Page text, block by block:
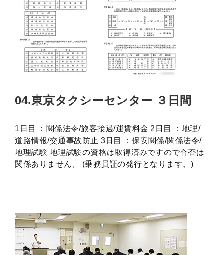
04.東京タクシーセンター ３日間
1日目 ：関係法令/旅客接遇/運賃料金 2日目 ：地理/
道路情報/交通事故防止 3日目 ：保安関係/関係法令/
地理試験 地理試験の資格は取得済みですので合否は
関係ありません。 (乗務員証の発行となります。)